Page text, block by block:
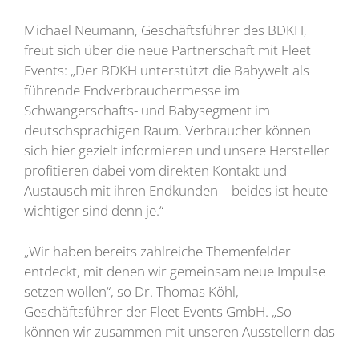
Michael Neumann, Geschäftsführer des BDKH,
freut sich über die neue Partnerschaft mit Fleet
Events: „Der BDKH unterstützt die Babywelt als
führende Endverbrauchermesse im
Schwangerschafts- und Babysegment im
deutschsprachigen Raum. Verbraucher können
sich hier gezielt informieren und unsere Hersteller
profitieren dabei vom direkten Kontakt und
Austausch mit ihren Endkunden – beides ist heute
wichtiger sind denn je.“
„Wir haben bereits zahlreiche Themenfelder
entdeckt, mit denen wir gemeinsam neue Impulse
setzen wollen“, so Dr. Thomas Köhl,
Geschäftsführer der Fleet Events GmbH. „So
können wir zusammen mit unseren Ausstellern das